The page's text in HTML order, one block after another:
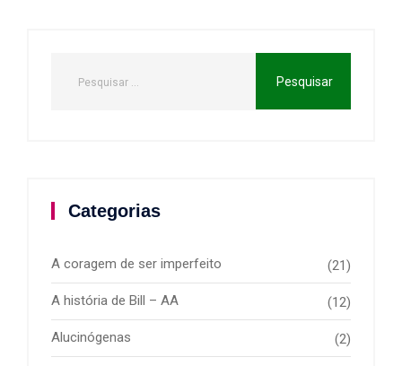
Categorias
A coragem de ser imperfeito (21)
A história de Bill – AA (12)
Alucinógenas (2)